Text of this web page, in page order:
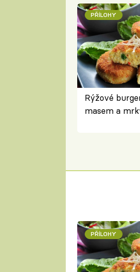
PŘÍLOHY
Rýžové
masem a
PŘÍLOHY